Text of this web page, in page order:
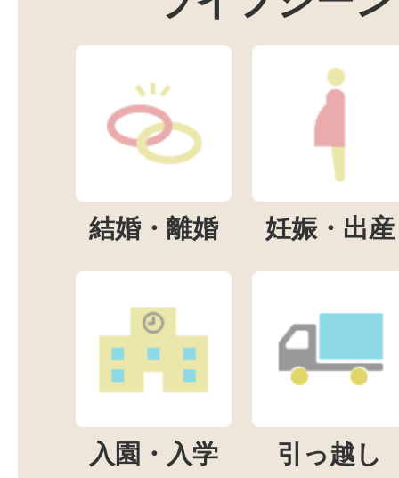
結婚・離婚 妊娠・出産
入園・入学 引っ越し